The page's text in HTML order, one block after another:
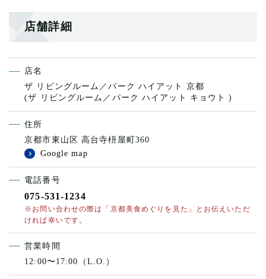
店舗詳細
店名
ザ リビングルーム／パーク ハイアット 京都
(ザ リビングルーム／パーク ハイアット キョウト )
住所
京都市東山区 高台寺枡屋町360
Google map
電話番号
075-531-1234
※お問い合わせの際は「京都美食めぐりを見た」とお伝えいただ
ければ幸いです。
営業時間
12:00〜17:00（L.O.）